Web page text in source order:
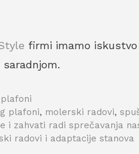
firmi imamo
plafoni, molerski radovi,
i zahvati radi sprečavanja
radovi i adaptacije stanova